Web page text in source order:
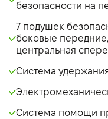
безопасности на
7 подушек
боковые
центральная
Система
Система помощи